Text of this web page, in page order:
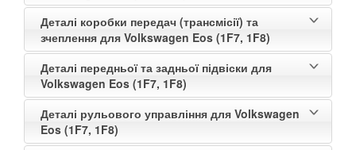
Деталі коробки передач (трансмісії) та
зчеплення для Volkswagen Eos (1F7, 1F8)
Деталі передньої та задньої підвіски для
Volkswagen Eos (1F7, 1F8)
Деталі рульового управління для Volkswagen
Eos (1F7, 1F8)